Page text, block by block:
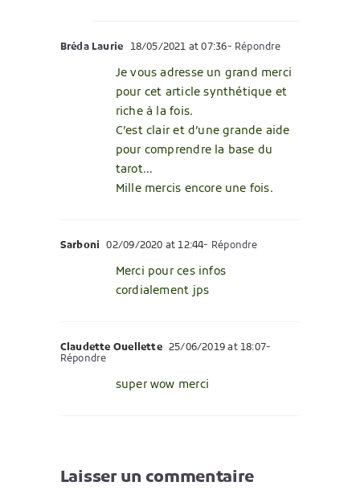
Bréda Laurie 18/05/2021 at 07:36- Répondre
Je vous adresse un grand merci
pour cet article synthétique et
riche à la fois.
C’est clair et d’une grande aide
pour comprendre la base du
tarot…
Mille mercis encore une fois.
Sarboni 02/09/2020 at 12:44- Répondre
Merci pour ces infos
cordialement jps
Claudette Ouellette 25/06/2019 at 18:07-
Répondre
super wow merci
Laisser un commentaire